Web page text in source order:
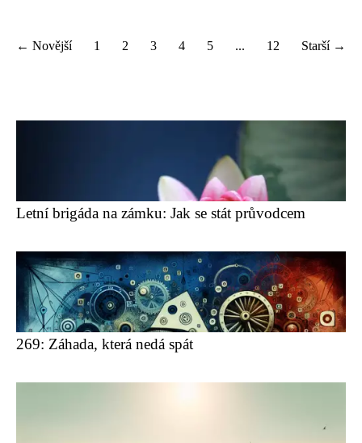
← Novější 1 2 3 4 5 ... 12 Starší →
Letní brigáda na zámku: Jak se stát průvodcem
269: Záhada, která nedá spát